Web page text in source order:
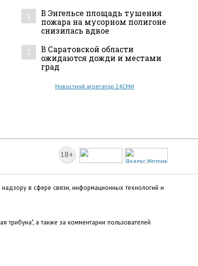
1
В Энгельсе площадь тушения
пожара на мусорном полигоне
снизилась вдвое
2
В Саратовской области
ожидаются дожди и местами
град
Новостной агрегатор 24СМИ
18+
в сфере связи, информационных технологий и
а также за комментарии пользователей